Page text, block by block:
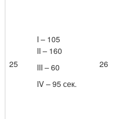
25
I – 105
II – 160
III – 60
IV – 95 сек.
26